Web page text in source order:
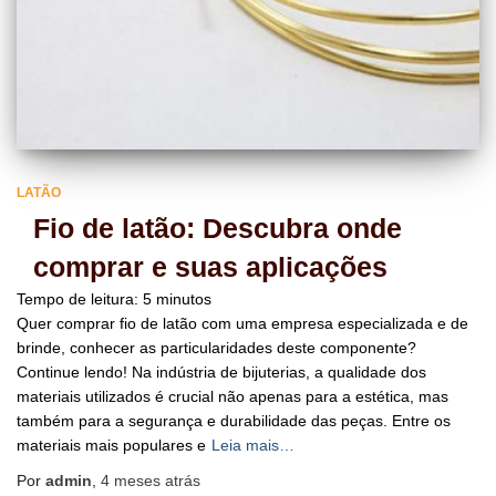
LATÃO
Fio de latão: Descubra onde
comprar e suas aplicações
Tempo de leitura: 5 minutos
Quer comprar fio de latão com uma empresa especializada e de
brinde, conhecer as particularidades deste componente?
Continue lendo! Na indústria de bijuterias, a qualidade dos
materiais utilizados é crucial não apenas para a estética, mas
também para a segurança e durabilidade das peças. Entre os
materiais mais populares e Leia mais…
Por admin 4 meses atrás